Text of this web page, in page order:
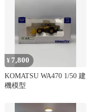
¥ 7,800
KOMATSU WA470 1/50 建
機模型